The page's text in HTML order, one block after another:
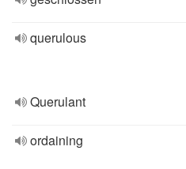
querulous
Querulant
ordaining